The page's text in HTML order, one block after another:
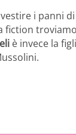
i panni
fiction
è invece la